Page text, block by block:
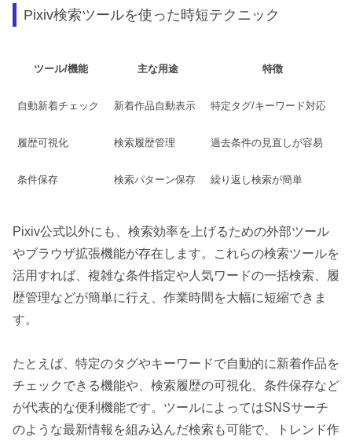
Pixiv検索ツールを使った時短テクニック
ツール/機能 主な用途 特徴
自動新着チェック 新着作品自動表示 特定タグ/キーワード対応
履歴可視化 検索履歴管理 過去条件の見直しが容易
条件保存 検索パターン保存 繰り返し検索が簡単
Pixiv公式以外にも、検索効率を上げるための外部ツール
やブラウザ拡張機能が存在します。これらの検索ツールを
活用すれば、複雑な条件指定や人気ワードの一括検索、履
歴管理などが簡単に行え、作業時間を大幅に短縮できま
す。
たとえば、特定のタグやキーワードで自動的に新着作品を
チェックできる機能や、検索履歴の可視化、条件保存など
が代表的な便利機能です。ツールによってはSNSサーチ
のような最新情報を組み込んだ検索も可能で、トレンド作